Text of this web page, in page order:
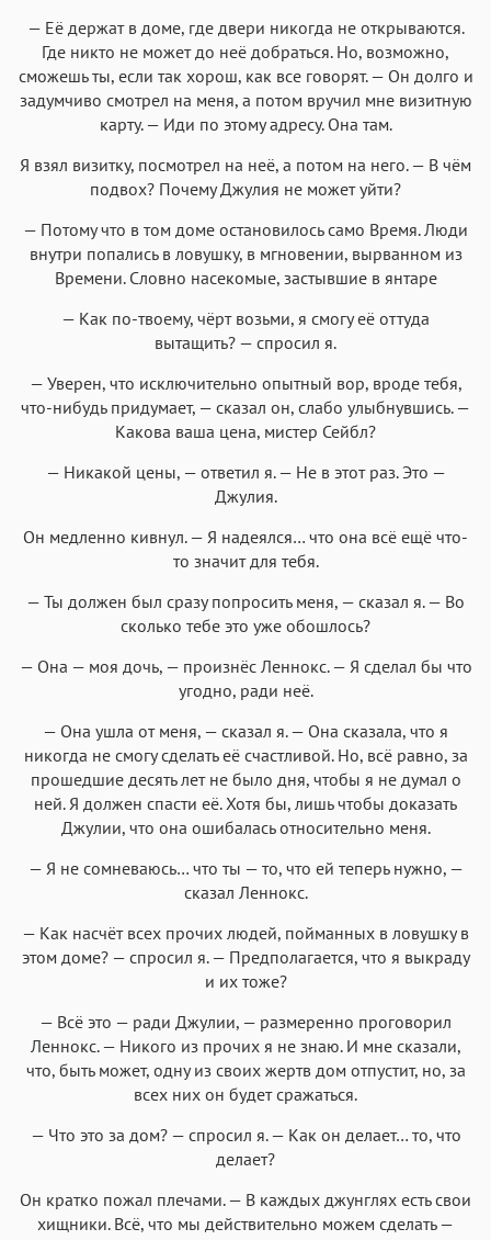
— Её держат в доме, где двери никогда не открываются.
Где никто не может до неё добраться. Но, возможно,
сможешь ты, если так хорош, как все говорят. — Он долго и
задумчиво смотрел на меня, а потом вручил мне визитную
карту. — Иди по этому адресу. Она там.
Я взял визитку, посмотрел на неё, а потом на него. — В чём
подвох? Почему Джулия не может уйти?
— Потому что в том доме остановилось само Время. Люди
внутри попались в ловушку, в мгновении, вырванном из
Времени. Словно насекомые, застывшие в янтаре
— Как по-твоему, чёрт возьми, я смогу её оттуда
вытащить? — спросил я.
— Уверен, что исключительно опытный вор, вроде тебя,
что-нибудь придумает, — сказал он, слабо улыбнувшись. —
Какова ваша цена, мистер Сейбл?
— Никакой цены, — ответил я. — Не в этот раз. Это —
Джулия.
Он медленно кивнул. — Я надеялся… что она всё ещё что-
то значит для тебя.
— Ты должен был сразу попросить меня, — сказал я. — Во
сколько тебе это уже обошлось?
— Она — моя дочь, — произнёс Леннокс. — Я сделал бы что
угодно, ради неё.
— Она ушла от меня, — сказал я. — Она сказала, что я
никогда не смогу сделать её счастливой. Но, всё равно, за
прошедшие десять лет не было дня, чтобы я не думал о
ней. Я должен спасти её. Хотя бы, лишь чтобы доказать
Джулии, что она ошибалась относительно меня.
— Я не сомневаюсь… что ты — то, что ей теперь нужно, —
сказал Леннокс.
— Как насчёт всех прочих людей, пойманных в ловушку в
этом доме? — спросил я. — Предполагается, что я выкраду
и их тоже?
— Всё это — ради Джулии, — размеренно проговорил
Леннокс. — Никого из прочих я не знаю. И мне сказали,
что, быть может, одну из своих жертв дом отпустит, но, за
всех них он будет сражаться.
— Что это за дом? — спросил я. — Как он делает… то, что
делает?
Он кратко пожал плечами. — В каждых джунглях есть свои
хищники. Всё, что мы действительно можем сделать —